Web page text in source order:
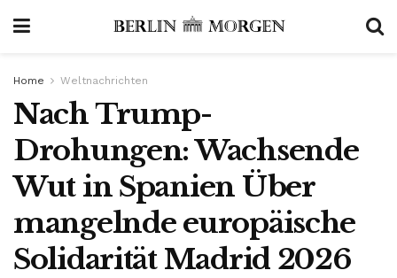
Home Weltnachrichten
Nach Trump-
Drohungen: Wachsende
Wut in Spanien Über
mangelnde europäische
Solidarität Madrid 2026